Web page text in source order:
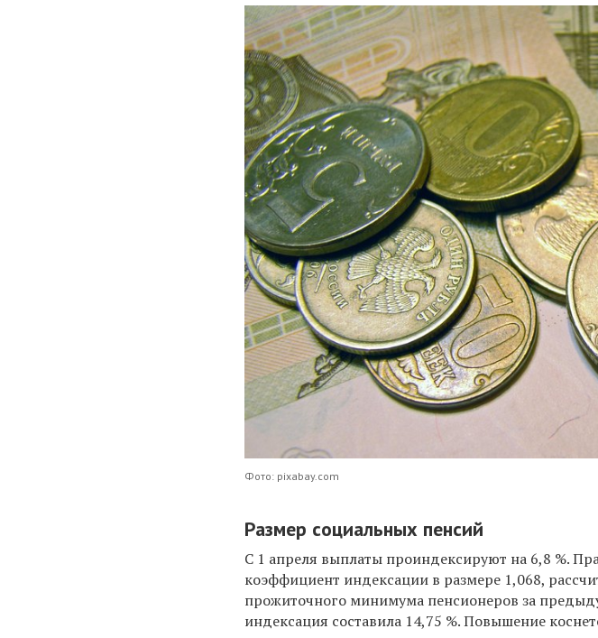
Фото: pixabay.com
Размер социальных пенсий
С 1 апреля выплаты проиндексируют на 6,8 %.
коэффициент индексации в размере 1,068,
прожиточного минимума пенсионеров за
индексация составила 14,75 %. Повышение